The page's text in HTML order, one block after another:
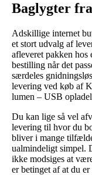
Baglygter
Adskillige internet
et stort udvalg af
afleveret pakken hos
bestilling når det
særdeles
levering ved køb af
lumen – USB
Du kan lige så vel
levering til hvor du
bliver i mange
ualmindeligt simpel.
ikke modsiges at
er betinget af at du